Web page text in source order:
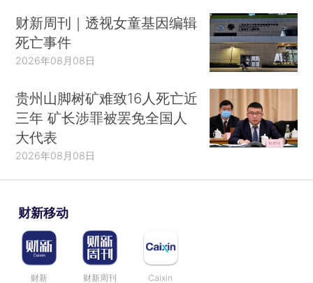
财新周刊｜透视女童基因编辑
死亡事件
2026年08月08日
贵州山脚树矿难致16人死亡近
三年 矿长涉罪被罢免全国人
大代表
2026年08月08日
财新移动
财新 财新周刊 Caixin